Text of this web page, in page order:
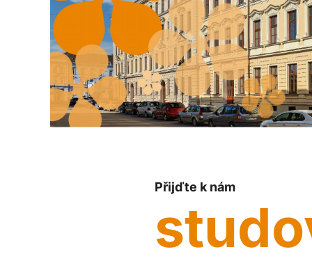
Přijďte k nám